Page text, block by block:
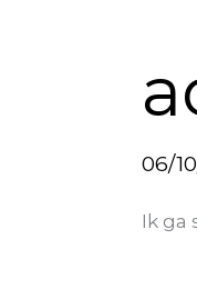
06/
Ik ga